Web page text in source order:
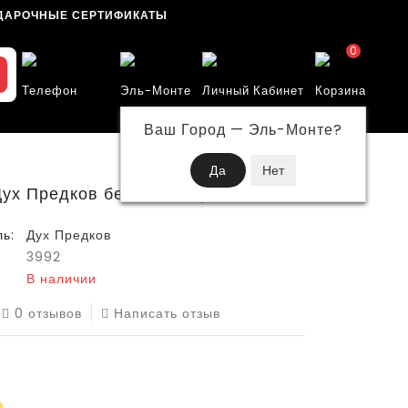
СЕРТИФИКАТЫ
Телефон
Эль-Монте
Ваш Город — Эль-Монте?
Личный Кабинет Корзина
0
Предков белая Секира
Дух Предков
3992
В наличии
0 отзывов
Написать отзыв